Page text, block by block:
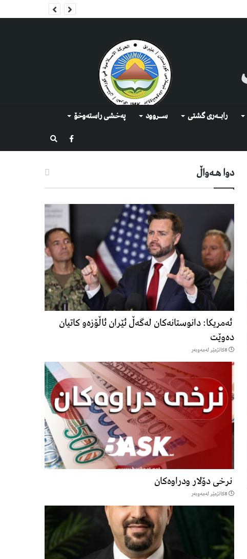
رابــه‌ری گشتی ســروود په‌خشی راسته‌وخۆ
گەڕان
دوا هـه‌واڵ
ئەمریکا: دانوستانەکان لەگەڵ ئێران ئاڵۆزەو کاتیان
دەوێت
8كاتژمێر لەمەوبەر
نرخی دۆلار ودراوەکان
8كاتژمێر لەمەوبەر